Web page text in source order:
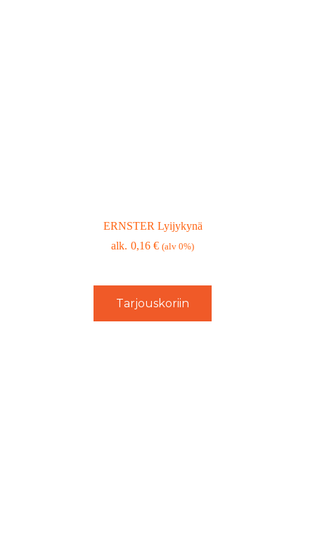
ERNSTER Lyijykynä
0,16€ (alv 0%)
Tarjouskoriin